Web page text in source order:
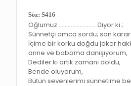
Söz: S416
Oğlumuz ……………………. Diyor ki ;
Sünnetçi amca sordu; son
İçime bir korku doğdu joker
anne ve babama danışıyorum,
Dediler ki artık zamanı doldu,
Bende oluyorum,
Bütün sevenlerimi sünnetime